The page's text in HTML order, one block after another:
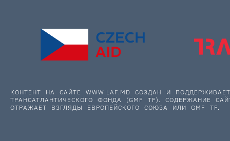
КОНТЕНТ НА САЙТЕ WWW.LAF.MD СОЗДАН И
ТРАНСАТЛАНТИЧЕСКОГО ФОНДА (GMF TF). СОДЕРЖАНИЕ
ОТРАЖАЕТ ВЗГЛЯДЫ ЕВРОПЕЙСКОГО СОЮЗА ИЛИ GMF TF.